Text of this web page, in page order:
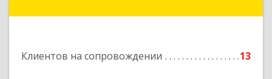
Клиентов на сопровождении 13